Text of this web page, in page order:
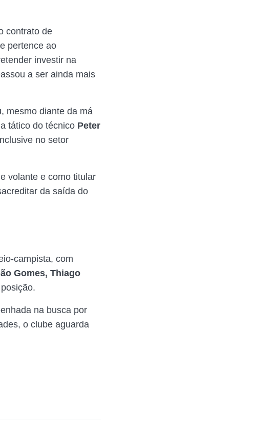
contrato de
pertence ao
investir na
a ser ainda mais
mesmo diante da má
tático do técnico Peter
no setor
volante e como titular
da saída do
campista, com
Gomes, Thiago
na busca por
o clube aguarda